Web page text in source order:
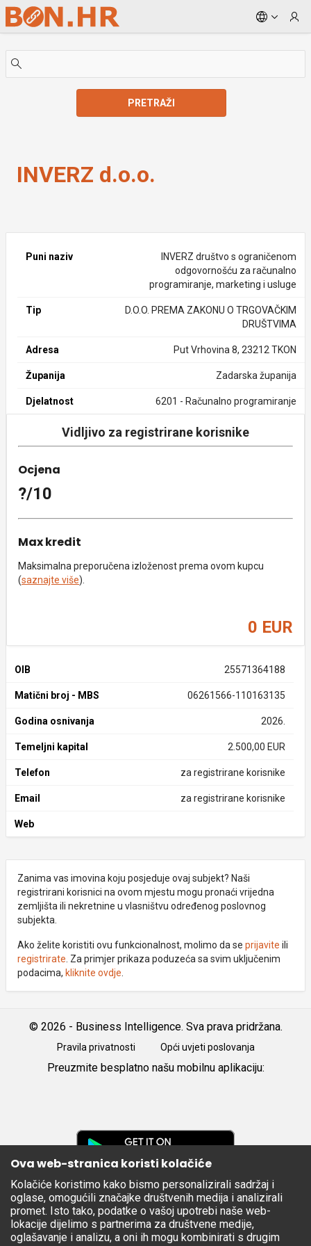
Skip to Main Content
PRETRAŽI
INVERZ d.o.o.
Puni naziv
INVERZ društvo s ograničenom
odgovornošću za računalno
programiranje, marketing i usluge
Tip
D.O.O. PREMA ZAKONU O TRGOVAČKIM
DRUŠTVIMA
Adresa Put Vrhovina 8, 23212 TKON
Županija Zadarska županija
Djelatnost 6201 - Računalno programiranje
Vidljivo za registrirane korisnike
Ocjena
?/10
Max kredit
Maksimalna preporučena izloženost prema ovom kupcu
(saznajte više).
0 EUR
OIB 25571364188
Matični broj - MBS 06261566-110163135
Godina osnivanja 2026.
Temeljni kapital 2.500,00 EUR
Telefon za registrirane korisnike
Email za registrirane korisnike
Web
Zanima vas imovina koju posjeduje ovaj subjekt? Naši
registrirani korisnici na ovom mjestu mogu pronaći vrijedna
zemljišta ili nekretnine u vlasništvu određenog poslovnog
subjekta.
Ako želite koristiti ovu funkcionalnost, molimo da se prijavite ili
registrirate . Za primjer prikaza poduzeća sa svim uključenim
podacima, kliknite ovdje
© 2026 - Business Intelligence. Sva prava pridržana.
Pravila privatnosti Opći uvjeti poslovanja
Preuzmite besplatno našu mobilnu aplikaciju:
Apple
Store
Ova web-stranica koristi kolačiće
Kolačiće koristimo kako bismo personalizirali sadržaj i
oglase, omogućili značajke društvenih medija i analizirali
promet. Isto tako, podatke o vašoj upotrebi naše web-
lokacije dijelimo s partnerima za društvene medije,
oglašavanje i analizu, a oni ih mogu kombinirati s drugim